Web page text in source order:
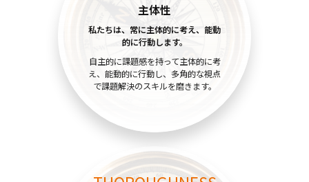
主体性
私たちは、常に主体的に考え、 能動
的に行動します。
自主的に課題感を持って主体的に考
え、能動的に行動し、多角的な視点
で課題解決のスキルを磨きます。